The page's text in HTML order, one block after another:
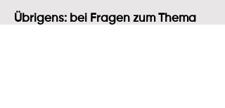
Übrigens: bei Fragen zum Thema